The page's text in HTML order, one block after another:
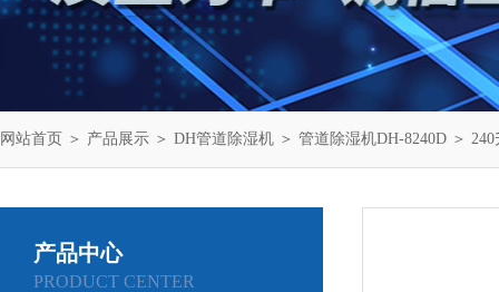
网站首页 ＞ 产品展示 ＞ DH管道除湿机 ＞ 管道除湿机DH-8240D ＞
产品中心
PRODUCT CENTER